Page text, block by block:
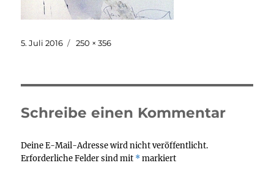
Veröffentlicht
5. Juli 2016 Originalgröße
250 × 356
Schreibe einen Kommentar
Deine E-Mail-Adresse wird nicht veröffentlicht.
Erforderliche Felder sind mit *markiert